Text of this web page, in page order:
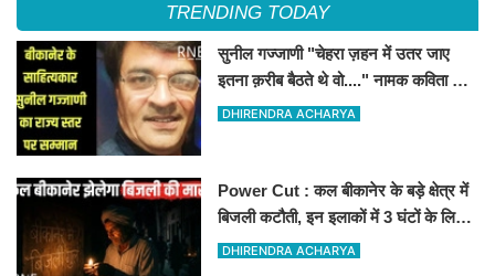
TRENDING TODAY
सुनील गज्जाणी "चेहरा ज़हन में उतर जाए
इतना क़रीब बैठते थे वो...." नामक कविता के
लिए राज्य स्तर पर सम्मानित होंगे
DHIRENDRA ACHARYA
Power Cut : कल बीकानेर के बड़े क्षेत्र में
बिजली कटौती, इन इलाकों में 3 घंटों के लिए
बिजली रहेगी गुल
DHIRENDRA ACHARYA